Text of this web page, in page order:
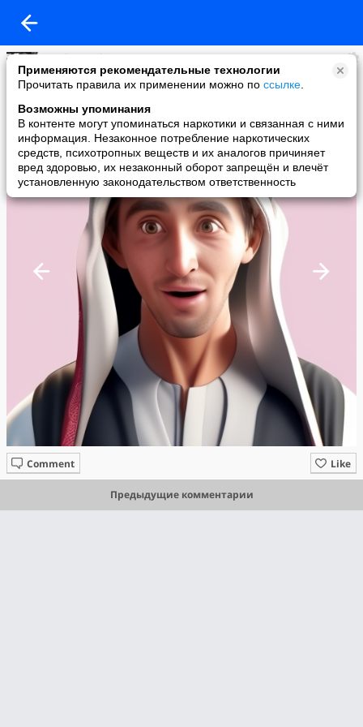
Применяются рекомендательные технологии
Прочитать правила их применении можно по ссылке
Возможны упоминания
В контенте могут упоминаться наркотики и связанная с ними
информация. Незаконное потребление наркотических
средств, психотропных веществ и их аналогов причиняет
вред здоровью, их незаконный оборот запрещён и влечёт
установленную законодательством ответственность
AndreyKudrin10101980
added a photo
23 Jan в 09:53
Like
Comment
Предыдущие комментарии